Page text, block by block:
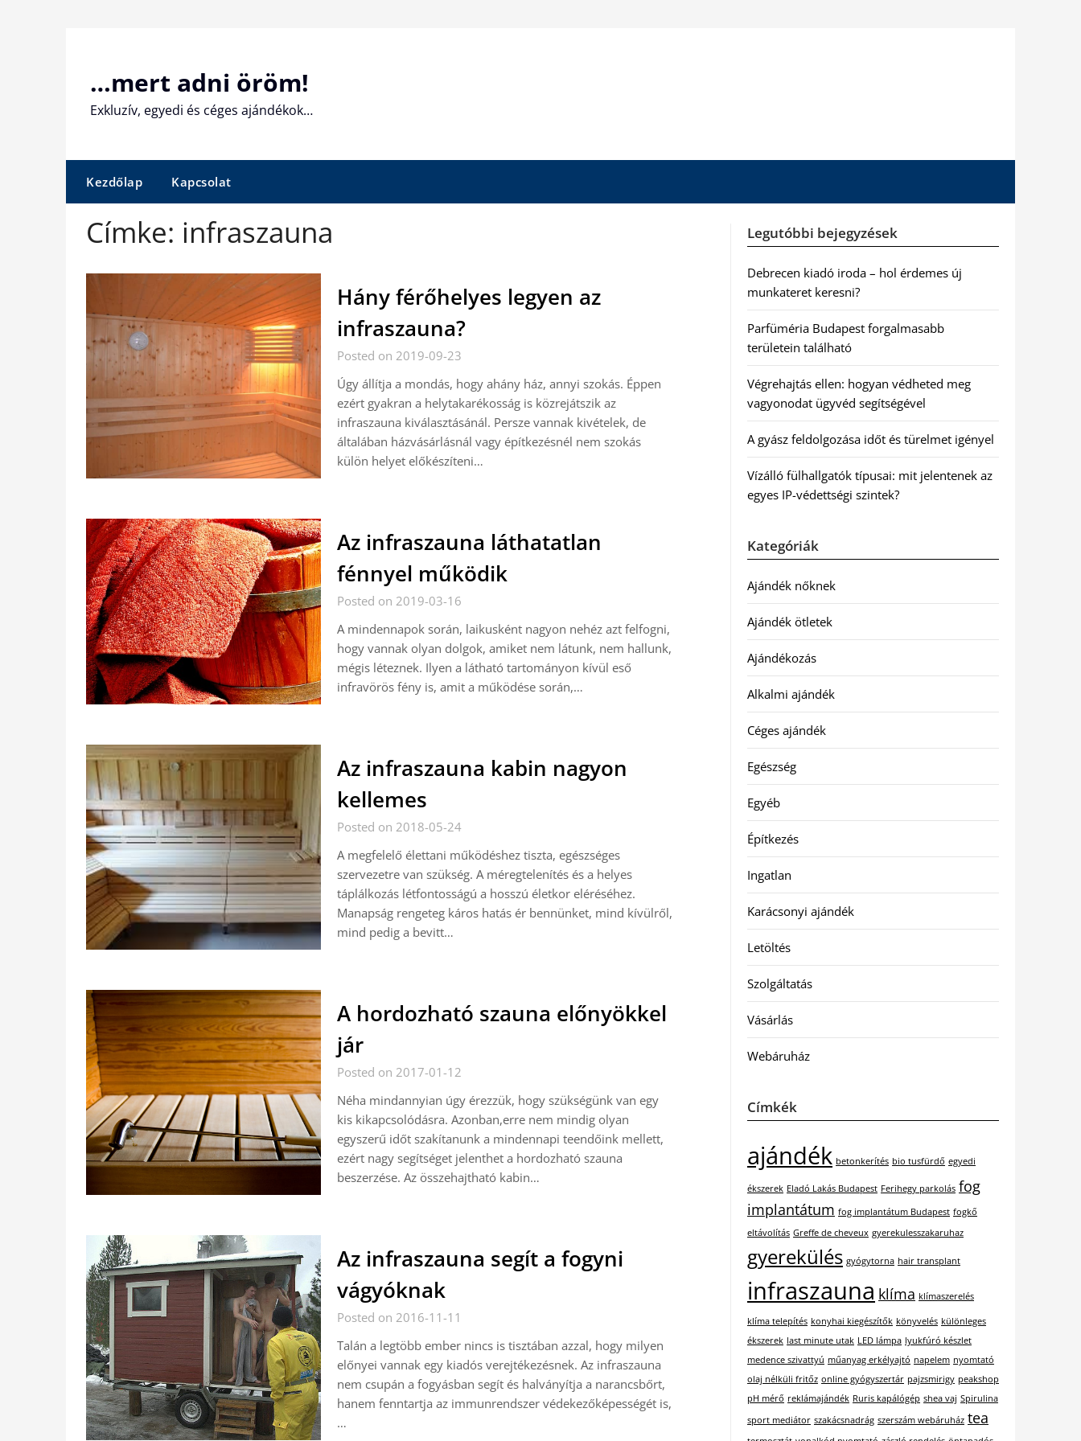
…mert adni öröm!
Exkluzív, egyedi és céges ajándékok…
Kezdőlap Kapcsolat
Címke: infraszauna
Hány férőhelyes legyen az
infraszauna?
Posted on 2019-09-23
Úgy állítja a mondás, hogy ahány ház, annyi szokás. Éppen
ezért gyakran a helytakarékosság is közrejátszik az
infraszauna kiválasztásánál. Persze vannak kivételek, de
általában házvásárlásnál vagy építkezésnél nem szokás
külön helyet előkészíteni…
Az infraszauna láthatatlan
fénnyel működik
Posted on 2019-03-16
A mindennapok során, laikusként nagyon nehéz azt felfogni,
hogy vannak olyan dolgok, amiket nem látunk, nem hallunk,
mégis léteznek. Ilyen a látható tartományon kívül eső
infravörös fény is, amit a működése során,…
Az infraszauna kabin nagyon
kellemes
Posted on 2018-05-24
A megfelelő élettani működéshez tiszta, egészséges
szervezetre van szükség. A méregtelenítés és a helyes
táplálkozás létfontosságú a hosszú életkor eléréséhez.
Manapság rengeteg káros hatás ér bennünket, mind kívülről,
mind pedig a bevitt…
A hordozható szauna előnyökkel
jár
Posted on 2017-01-12
Néha mindannyian úgy érezzük, hogy szükségünk van egy
kis kikapcsolódásra. Azonban,erre nem mindig olyan
egyszerű időt szakítanunk a mindennapi teendőink mellett,
ezért nagy segítséget jelenthet a hordozható szauna
beszerzése. Az összehajtható kabin…
Az infraszauna segít a fogyni
vágyóknak
Posted on 2016-11-11
Talán a legtöbb ember nincs is tisztában azzal, hogy milyen
előnyei vannak egy kiadós verejtékezésnek. Az infraszauna
nem csupán a fogyásban segít és halványítja a narancsbőrt,
hanem fenntartja az immunrendszer védekezőképességét is,
…
Legutóbbi bejegyzések
Debrecen kiadó iroda – hol érdemes új
munkateret keresni?
Parfüméria Budapest forgalmasabb
területein található
Végrehajtás ellen: hogyan védheted meg
vagyonodat ügyvéd segítségével
A gyász feldolgozása időt és türelmet igényel
Vízálló fülhallgatók típusai: mit jelentenek az
egyes IP-védettségi szintek?
Kategóriák
Ajándék nőknek
Ajándék ötletek
Ajándékozás
Alkalmi ajándék
Céges ajándék
Egészség
Egyéb
Építkezés
Ingatlan
Karácsonyi ajándék
Letöltés
Szolgáltatás
Vásárlás
Webáruház
Címkék
ajándék betonkerítés bio tusfürdő egyedi
ékszerek Eladó Lakás Budapest Ferihegy parkolás fog
implantátum fog implantátum Budapest fogkő
eltávolítás Greffe de cheveux gyerekulesszakaruhaz
gyerekülés gyógytorna hair transplant
infraszauna klíma klímaszerelés
klíma telepítés konyhai kiegészítők könyvelés különleges
ékszerek last minute utak LED lámpa lyukfúró készlet
medence szivattyú műanyag erkélyajtó napelem nyomtató
olaj nélküli fritőz online gyógyszertár pajzsmirigy peakshop
pH mérő reklámajándék Ruris kapálógép shea vaj Spirulina
sport mediátor szakácsnadrág szerszám webáruház tea